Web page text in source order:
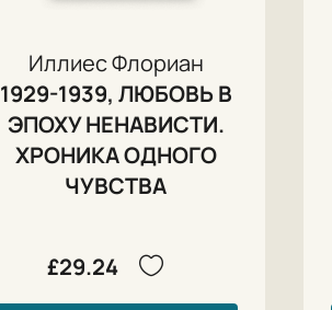
Иллиес Флориан
1929-1939, ЛЮБОВЬ В
ЭПОХУ НЕНАВИСТИ.
ХРОНИКА ОДНОГО
ЧУВСТВА
£29.24